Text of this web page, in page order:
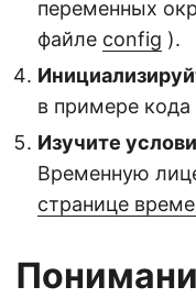
переменных
файле config ).
в примере
Изучите
Временную
странице